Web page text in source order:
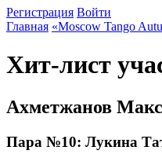
Регистрация Войти
Главная «Moscow Tango
Хит-лист
Ахметжанов
Пара №10: Лукина